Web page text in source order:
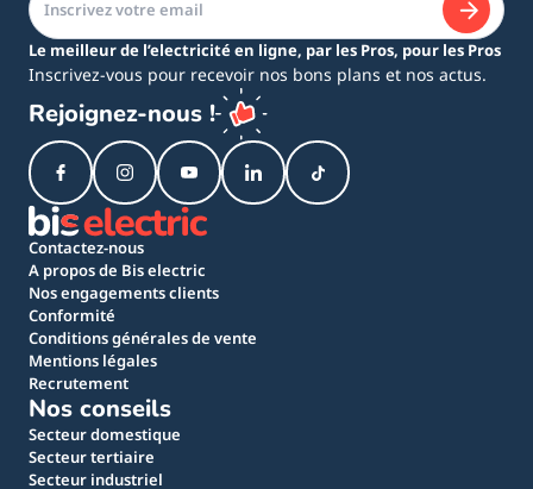
Le meilleur de l’electricité en ligne, par les Pros, pour les Pros
Inscrivez-vous pour recevoir nos bons plans et nos actus.
Rejoignez-nous !
Contactez-nous
A propos de Bis electric
Nos engagements clients
Conformité
Conditions générales de vente
Mentions légales
Recrutement
Nos conseils
Secteur domestique
Secteur tertiaire
Secteur industriel